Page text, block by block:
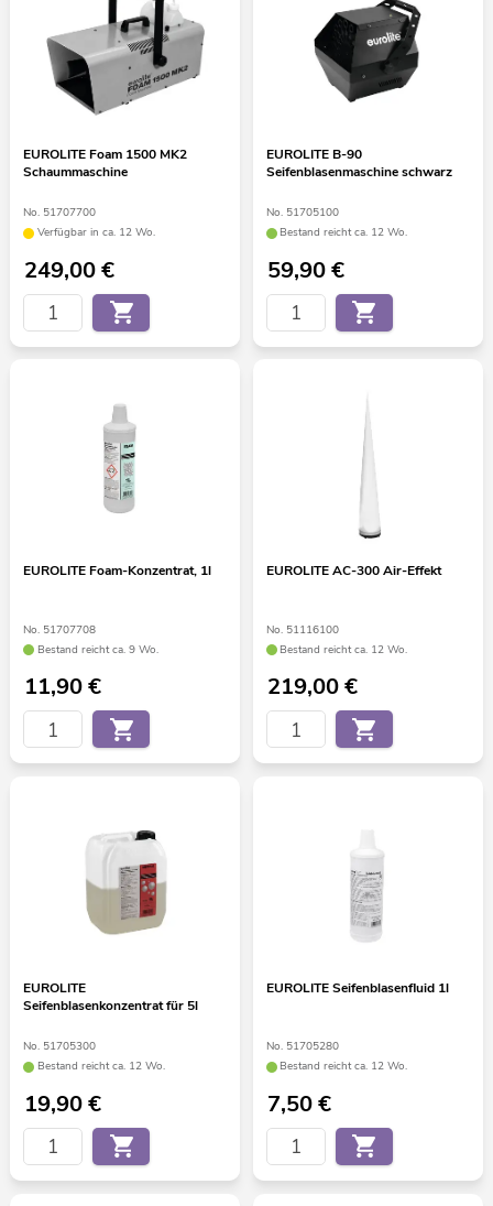
EUROLITE Foam 1500 MK2
Schaummaschine
No. 51707700
Verfügbar in ca. 12 Wo.
249,00€
EUROLITE B-90
Seifenblasenmaschine schwarz
No. 51705100
Bestand reicht ca. 12 Wo.
59,90€
EUROLITE Foam-Konzentrat, 1l
No. 51707708
Bestand reicht ca. 9 Wo.
11,90€
EUROLITE AC-300 Air-Effekt
No. 51116100
Bestand reicht ca. 12 Wo.
219,00€
EUROLITE
Seifenblasenkonzentrat für 5l
No. 51705300
Bestand reicht ca. 12 Wo.
19,90€
EUROLITE Seifenblasenfluid 1l
No. 51705280
Bestand reicht ca. 12 Wo.
7,50€